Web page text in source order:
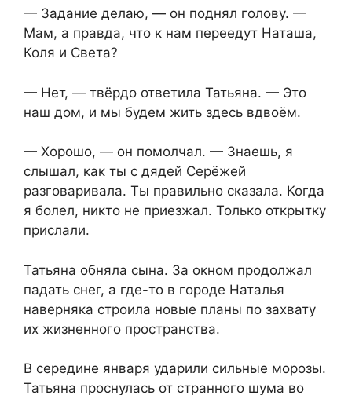
— Задание делаю, — он поднял голову. —
Мам, а правда, что к нам переедут Наташа,
Коля и Света?
— Нет, — твёрдо ответила Татьяна. — Это
наш дом, и мы будем жить здесь вдвоём.
— Хорошо, — он помолчал. — Знаешь, я
слышал, как ты с дядей Серёжей
разговаривала. Ты правильно сказала. Когда
я болел, никто не приезжал. Только открытку
прислали.
Татьяна обняла сына. За окном продолжал
падать снег, а где-то в городе Наталья
наверняка строила новые планы по захвату
их жизненного пространства.
В середине января ударили сильные морозы.
Татьяна проснулась от странного шума во